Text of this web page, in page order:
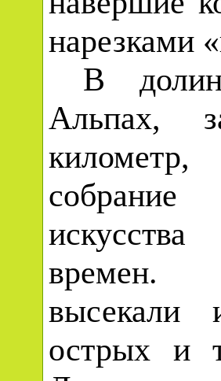
нарезками
В
Альпах,
искусства
острых и